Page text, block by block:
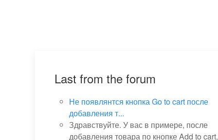
Last from the forum
Не появлянтся кнопка Go to cart после
добавления т...
Здравствуйте. У вас в примере, после
добавления товара по кнопке Add to cart,